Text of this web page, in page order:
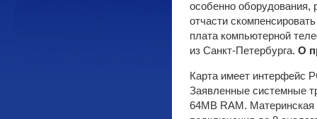
особенно
отчасти
плата компьютерной
из Санкт-Петербурга. О
Карта имеет интерфейс
Заявленные системные
64MB RAM.